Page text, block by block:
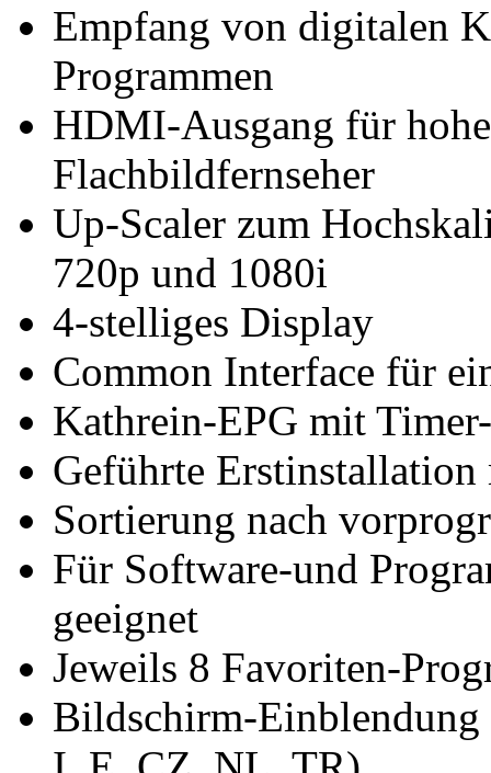
Empfang von digitalen
Programmen
HDMI-Ausgang für
Flachbildfernseher
Up-Scaler zum
720p und 1080i
4-stelliges Display
Common Interface für
Kathrein-EPG mit
Geführte
Sortierung nach
Für Software-und
geeignet
Jeweils 8 Favoriten-
Bildschirm-